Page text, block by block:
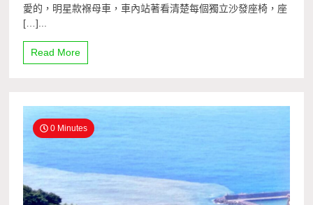
愛的，明星款褓母車，車內站著看清楚每個獨立沙發座椅，座
[…]...
Read More
0 Minutes